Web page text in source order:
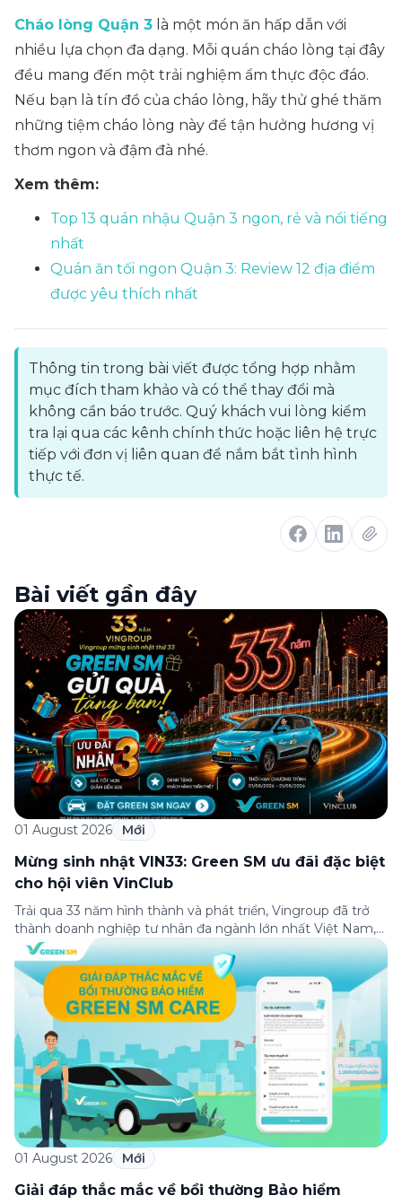
Cháo lòng Quận 3 là một món ăn hấp dẫn với
nhiều lựa chọn đa dạng. Mỗi quán cháo lòng tại đây
đều mang đến một trải nghiệm ẩm thực độc đáo.
Nếu bạn là tín đồ của cháo lòng, hãy thử ghé thăm
những tiệm cháo lòng này để tận hưởng hương vị
thơm ngon và đậm đà nhé.
Xem thêm:
Top 13 quán nhậu Quận 3 ngon, rẻ và nổi tiếng
nhất
Quán ăn tối ngon Quận 3: Review 12 địa điểm
được yêu thích nhất
Thông tin trong bài viết được tổng hợp nhằm
mục đích tham khảo và có thể thay đổi mà
không cần báo trước. Quý khách vui lòng kiểm
tra lại qua các kênh chính thức hoặc liên hệ trực
tiếp với đơn vị liên quan để nắm bắt tình hình
thực tế.
Bài viết gần đây
01 August 2026 Mới
Mừng sinh nhật VIN33: Green SM ưu đãi đặc biệt
cho hội viên VinClub
Trải qua 33 năm hình thành và phát triển, Vingroup đã trở
thành doanh nghiệp tư nhân đa ngành lớn nhất Việt Nam,
lọt Top 30 doanh nghiệp lớn nhất Đông Nam Á theo bảng
xếp hạng của Tạp chí Fortune (Mỹ). Nhân kỷ niệm 33 năm
thành lập (8/8/1993 đến 8/8/2026), Green SM trân […]
01 August 2026 Mới
Giải đáp thắc mắc về bồi thường Bảo hiểm